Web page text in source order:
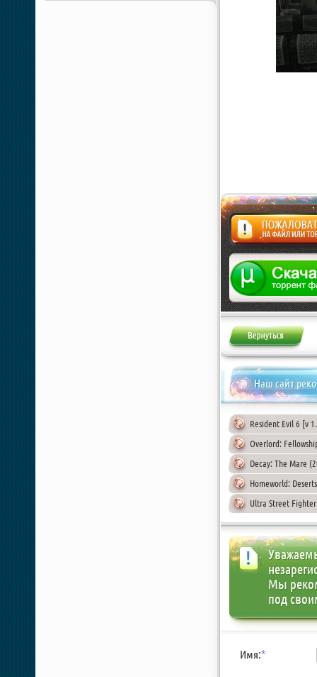
Жалоба
Наш сайт
Resident Evil 6 [v
Overlord:
Decay: The Mare
Homeworld:
Ultra Street Fighter
Мы
под
Имя:*